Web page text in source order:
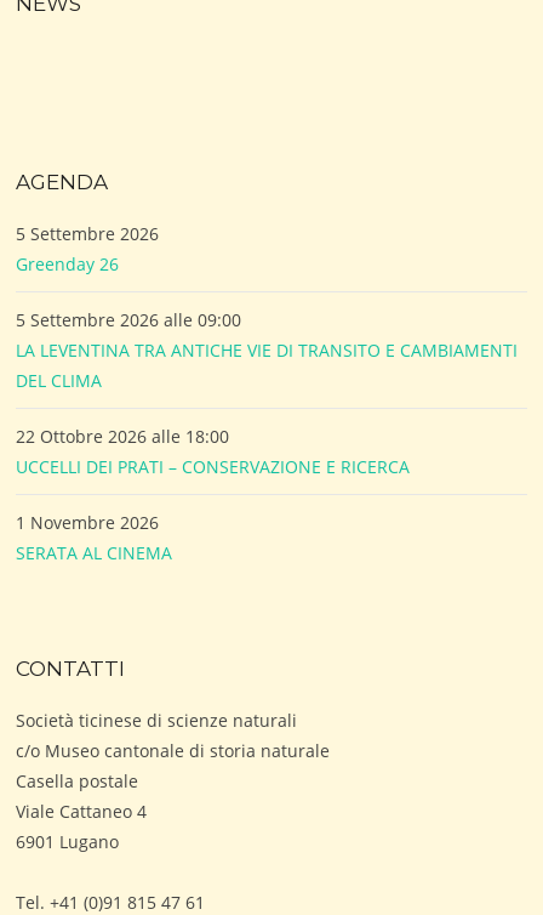
AGENDA
5 Settembre 2026
Greenday 26
5 Settembre 2026 alle 09:00
LA LEVENTINA TRA ANTICHE VIE DI TRANSITO E CAMBIAMENTI
DEL CLIMA
22 Ottobre 2026 alle 18:00
UCCELLI DEI PRATI – CONSERVAZIONE E RICERCA
1 Novembre 2026
SERATA AL CINEMA
CONTATTI
Società ticinese di scienze naturali
c/o Museo cantonale di storia naturale
Casella postale
Viale Cattaneo 4
6901 Lugano
Tel. +41 (0)91 815 47 61